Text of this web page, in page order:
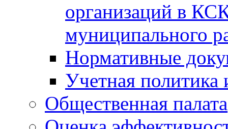
организаций в
муниципального
Нормативные
Учетная политика
Общественная палата